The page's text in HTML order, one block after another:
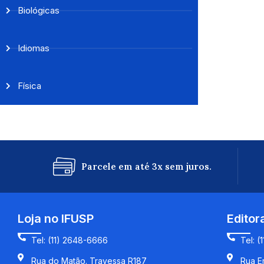
Biológicas
Idiomas
Física
Parcele em até 3x sem juros.
Loja no IFUSP
Tel: (11) 2648-6666
Rua do Matão. Travessa R187
Tel:
Rua